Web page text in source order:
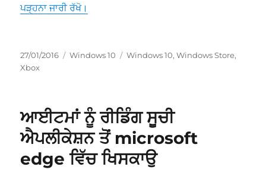
“windows ਸਟੋਰ ਲਈ ਆਪਣੇ ਖੇਤਰ ਨੂੰ ਬਦਲੋ”
ਪੜ੍ਹਨਾ ਜਾਰੀ ਰੱਖੋ।
ਸੰਪਾਦਿਤ
ਹੋਇਆ
27/01/2016 ਸ਼੍ਰੇਣੀਆਂ
Windows 10 ਟੈਗ
Windows 10,Windows Store,
Xbox
ਆਈਟਮਾਂ ਨੂੰ ਰੀਡਿੰਗ ਸੂਚੀ
ਐਪਲੀਕੇਸ਼ਨ ਤੋਂ microsoft
edge ਵਿੱਚ ਖਿਸਕਾਉ